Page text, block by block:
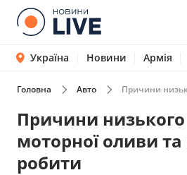
Україна Новини Армія
Головна Авто Причини
Причини низького
моторної оливи
робити